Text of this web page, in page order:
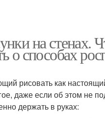
на стенах.
о способах
рисовать как
даже если об этом не
держать в руках: